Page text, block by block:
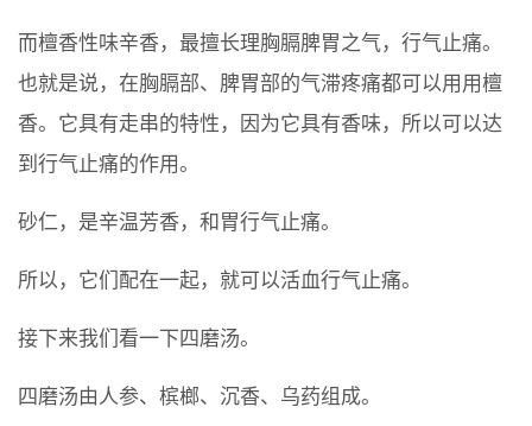
而檀香性味辛香，最擅长理胸膈脾胃之气，行气止痛。
也就是说，在胸膈部、脾胃部的气滞疼痛都可以用用檀
香。它具有走串的特性，因为它具有香味，所以可以达
到行气止痛的作用。
砂仁，是辛温芳香，和胃行气止痛。
所以，它们配在一起，就可以活血行气止痛。
接下来我们看一下四磨汤。
四磨汤由人参、槟榔、沉香、乌药组成。